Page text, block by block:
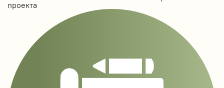
проекта